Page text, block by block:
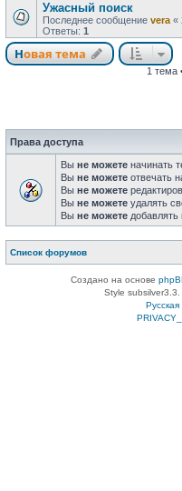
Ужасный поиск
Последнее сообщение vera «
Ответы: 1
Новая тема
1 тема
Права доступа
Вы не можете начинать
Вы не можете отвечать
Вы не можете
Вы не можете удалять
Вы не можете
Список форумов
Создано на основе
Style